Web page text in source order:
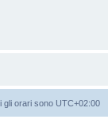
gli orari sono UTC+02:00